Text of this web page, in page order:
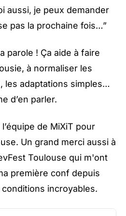
aussi, je peux demander
pas la prochaine fois…”
parole ! Ça aide à faire
à normaliser les
les adaptations simples…
d’en parler.
de MiXiT pour
Un grand merci aussi à
Toulouse qui m'ont
première conf depuis
incroyables.